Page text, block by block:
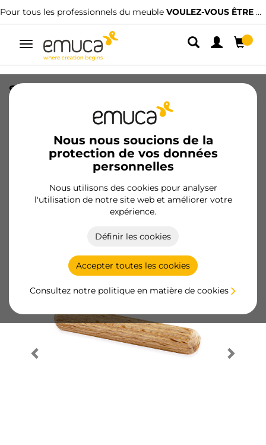
Pour tous les professionnels du meuble VOULEZ-VOUS ÊTRE CLIENT ?
Alterner
navigation
Nous nous soucions de la
protection de vos données
personnelles
Nous utilisons des cookies pour analyser
l'utilisation de notre site web et améliorer votre
expérience.
Définir les cookies
Accepter toutes les cookies
Consultez notre politique en matière de cookies
Système de fixation, Tourillons à
enfoncer, diamètre 8x35mm, Bois de
9031878/EAN 8432393124216
Fiche produit